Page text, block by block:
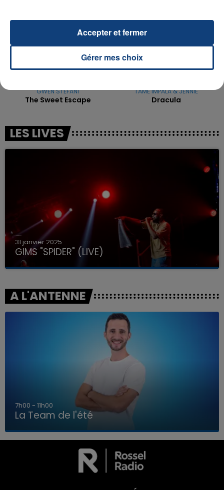
LA TEAM DE L'ÉTÉ
GWEN STEFANI
The Sweet Escape
TAME IMPALA & JENNIE
Dracula
LES LIVES
31 janvier 2025
GIMS "SPIDER" (LIVE)
A L'ANTENNE
7h00 - 11h00
La Team de l'été
Gérer mes choix
Accepter et fermer